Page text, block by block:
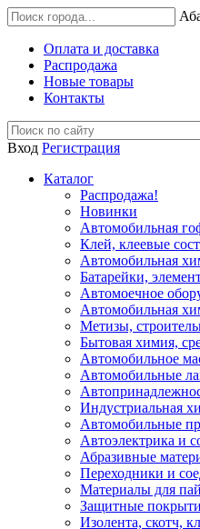
Оплата и доставка
Распродажа
Новые товары
Контакты
Вход Регистрация
Каталог
Распродажа!
Новинки
Автомобильная
Клей, клеевые
Автомобильная
Батарейки,
Автомоечное
Автомобильная
Метизы,
Бытовая химия,
Автомобильное
Автомобильные
Индустриальная
Автомобильные
Автоэлектрика и
Абразивные
Переходники и
Материалы для
Защитные
Изолента, скотч,